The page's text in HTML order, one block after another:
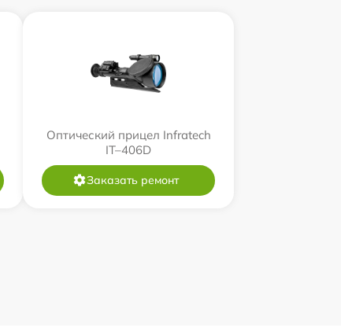
Оптический прицел Infratech
IT–406D
Заказать ремонт